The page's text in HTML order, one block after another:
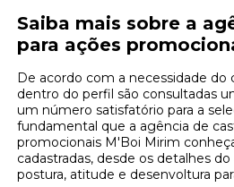
Saiba mais sobre a
para ações
De acordo com a necessidade do
dentro do perfil são consultadas
um número satisfatório para a
fundamental que a agência de
promocionais M'Boi Mirim
cadastradas, desde os detalhes
postura, atitude e desenvoltura